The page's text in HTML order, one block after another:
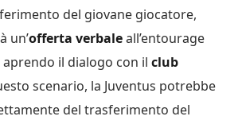
del giovane giocatore,
un’offerta verbaleall’entourage
il dialogo con il club
scenario, la Juventus potrebbe
del trasferimento del